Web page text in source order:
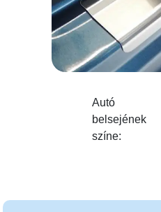
Autó
belsejének
színe: